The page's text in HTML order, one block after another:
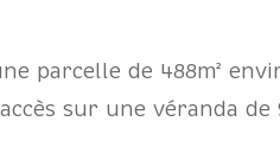
parcelle de 488m²
sur une véranda de